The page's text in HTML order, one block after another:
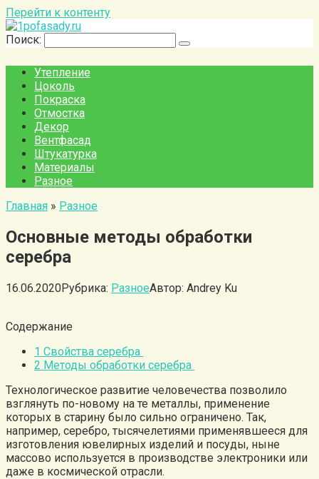
Перейти к контенту
Поиск:
Утепление
Цоколь
Покраска
Отмостка
Декор
Вентфасад
Штукатурка
Материалы
Разное
Главная » Разное
Основные методы обработки
серебра
16.06.2020Рубрика: РазноеАвтор: Andrey Ku
Содержание
1 Свойства серебра
2 Методы обработки серебра
Технологическое развитие человечества позволило
взглянуть по-новому на те металлы, применение
которых в старину было сильно ограничено. Так,
например, серебро, тысячелетиями применявшееся для
изготовления ювелирных изделий и посуды, ныне
массово используется в производстве электроники или
даже в космической отрасли.